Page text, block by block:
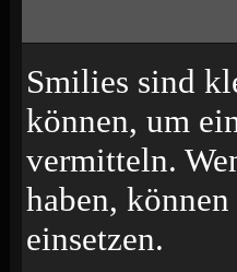
Smilies sind
können, um
vermitteln.
haben,
einsetzen.